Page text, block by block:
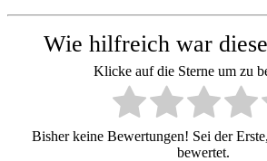
Wie hilfreich war
Klicke auf die Sterne um zu
Bisher keine Bewertungen! Sei der
bewertet.